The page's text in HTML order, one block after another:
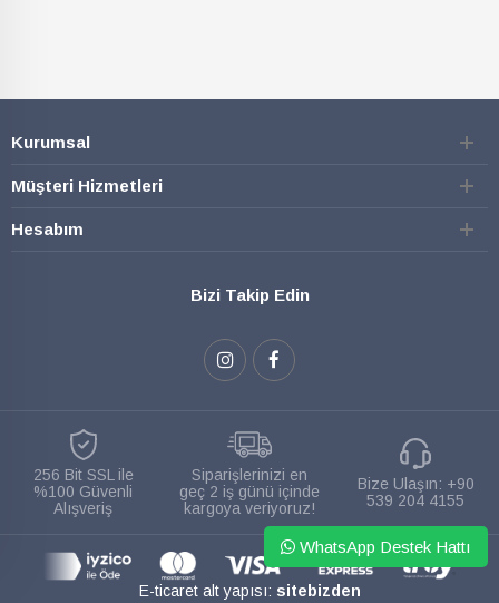
Kurumsal
Müşteri Hizmetleri
Hesabım
Bizi Takip Edin
256 Bit SSL ile
%100 Güvenli
Alışveriş
Siparişlerinizi en
geç 2 iş günü içinde
kargoya veriyoruz!
Bize Ulaşın: +90
539 204 4155
E-ticaret alt yapısı: sitebizden
WhatsApp Destek Hattı